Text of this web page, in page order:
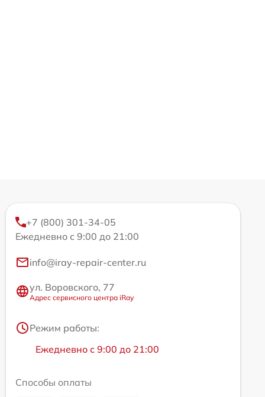
+7 (800) 301-34-05
Ежедневно с 9:00 до 21:00
info@iray-repair-center.ru
ул. Воровского, 77
Адрес сервисного центра iRay
Режим работы:
Ежедневно с 9:00 до 21:00
Способы оплаты